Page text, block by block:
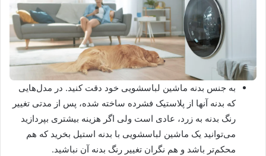
به جنس بدنه ماشین لباسشویی خود دقت کنید. در مدل‌هایی
که بدنه آنها از پلاستیک فشرده ساخته شده، پس از مدتی تغییر
رنگ بدنه به زرد، عادی است ولی اگر هزینه بیشتری بپردازید
می‌توانید یک ماشین لباسشویی با بدنه استیل بخرید که هم
محکم‌تر باشد و هم نگران تغییر رنگ بدنه آن نباشید.